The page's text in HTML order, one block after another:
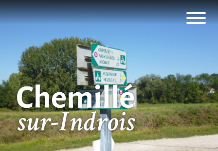
Panneau de gestion des cookies